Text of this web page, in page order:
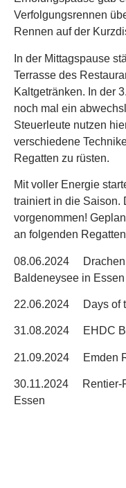
Verfolgungsrennen
Rennen auf der
In der Mittagspause
Terrasse des
Kaltgetränken. In der
noch mal ein
Steuerleute nutzen
verschiedene
Regatten zu rüsten.
Mit voller Energie
trainiert in die Saison.
vorgenommen!
an folgenden
08.06.2024
Baldeneysee in Essen
22.06.2024 Days of
31.08.2024 EHDC
21.09.2024 Emden
30.11.2024 Rentier-
Essen